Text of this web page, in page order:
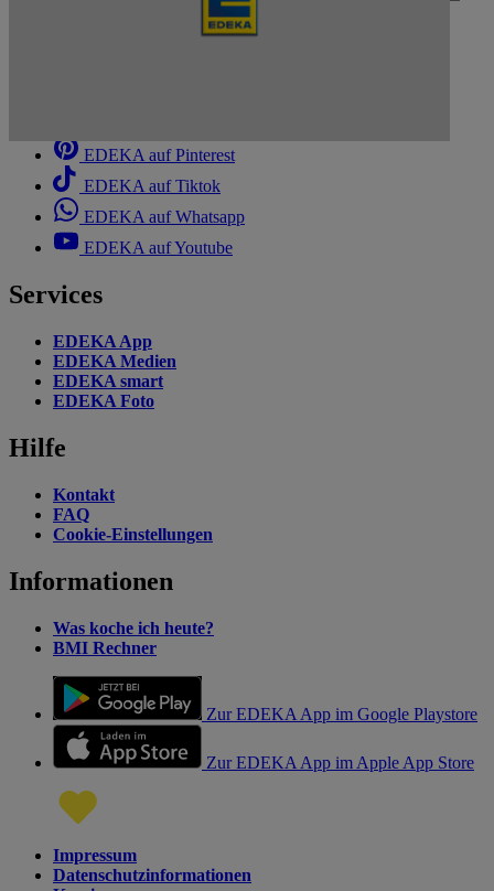
EDEKA auf Pinterest
EDEKA auf Tiktok
EDEKA auf Whatsapp
EDEKA auf Youtube
Services
EDEKA App
EDEKA Medien
EDEKA smart
EDEKA Foto
Hilfe
Kontakt
FAQ
Cookie-Einstellungen
Informationen
Was koche ich heute?
BMI Rechner
Zur EDEKA App im Google Playstore
Zur EDEKA App im Apple App Store
Impressum
Datenschutzinformationen